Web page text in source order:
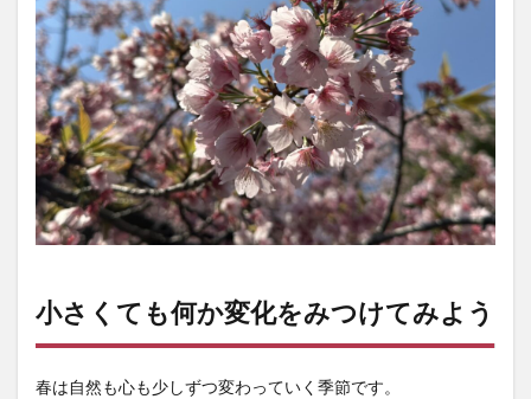
小さくても何か変化をみつけてみよう
春は自然も心も少しずつ変わっていく季節です。